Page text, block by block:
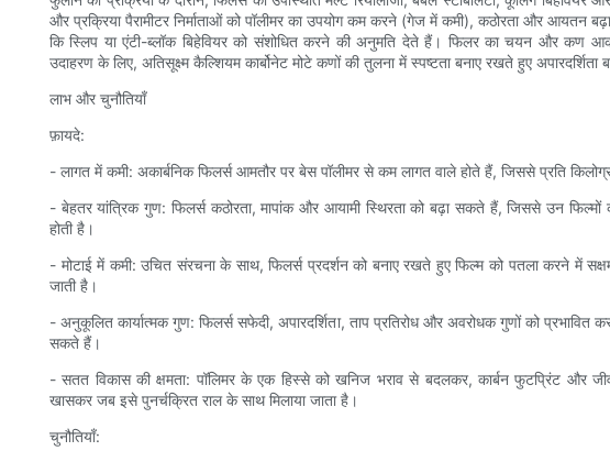
और प्रक्रिया पैरामीटर निर्माताओं को पॉलीमर का उपयोग कम करने (गेज में कमी), कठोरता और आयतन
कि स्लिप या एंटी-ब्लॉक बिहेवियर को संशोधित करने की अनुमति देते हैं। फिलर का चयन और कण
उदाहरण के लिए, अतिसूक्ष्म कैल्शियम कार्बोनेट मोटे कणों की तुलना में स्पष्टता बनाए रखते हुए अपारदर्शिता
लाभ और चुनौतियाँ
फ़ायदे:
- लागत में कमी: अकार्बनिक फिलर्स आमतौर पर बेस पॉलीमर से कम लागत वाले होते हैं, जिससे प्रति
- बेहतर यांत्रिक गुण: फिलर्स कठोरता, मापांक और आयामी स्थिरता को बढ़ा सकते हैं, जिससे उन फिल्मों
होती है।
- मोटाई में कमी: उचित संरचना के साथ, फिलर्स प्रदर्शन को बनाए रखते हुए फिल्म को पतला करने में
जाती है।
- अनुकूलित कार्यात्मक गुण: फिलर्स सफेदी, अपारदर्शिता, ताप प्रतिरोध और अवरोधक गुणों को प्रभावित
सकते हैं।
- सतत विकास की क्षमता: पॉलिमर के एक हिस्से को खनिज भराव से बदलकर, कार्बन फुटप्रिंट और
खासकर जब इसे पुनर्चक्रित राल के साथ मिलाया जाता है।
चुनौतियाँ: